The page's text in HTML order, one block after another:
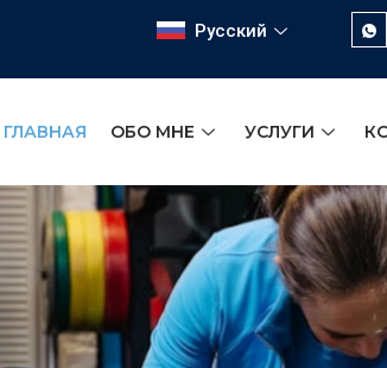
Русский
ГЛАВНАЯ ОБО МНЕ УСЛУГИ